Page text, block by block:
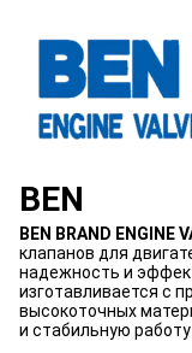
BEN
BEN BRAND ENGINE
клапанов для
надежность и
изготавливается с
высокоточных
и стабильную работу